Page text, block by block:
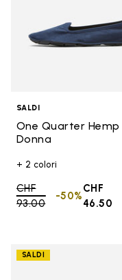
SALDI
One Quarter Hemp
Donna
+ 2 colori
Price reduced from
CHF
93.00to
CHF
46.50
-50%
SALDI